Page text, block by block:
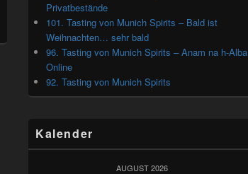
Privatbestände
101. Tasting von Munich Spirits – Bald ist
Weihnachten… sehr bald
96. Tasting von Munich Spirits – Anam na h-Alba
Online
92. Tasting von Munich Spirits
Kalender
AUGUST 2026